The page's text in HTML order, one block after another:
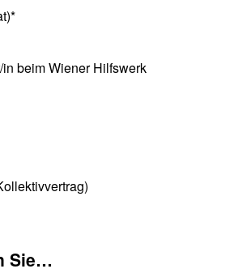
beim Wiener Hilfswerk
Sie…